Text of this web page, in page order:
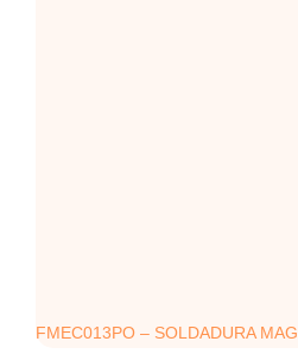
FMEC013PO – SOLDADURA MAG